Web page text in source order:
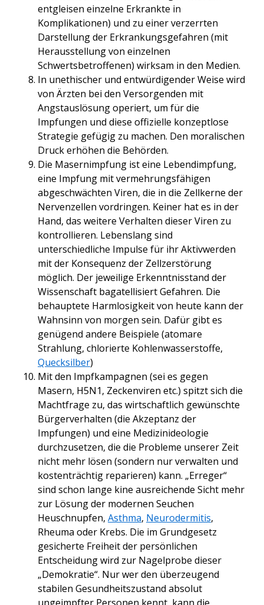
entgleisen einzelne Erkrankte in
Komplikationen) und zu einer verzerrten
Darstellung der Erkrankungsgefahren (mit
Herausstellung von einzelnen
Schwertsbetroffenen) wirksam in den Medien.
In unethischer und entwürdigender Weise wird
von Ärzten bei den Versorgenden mit
Angstauslösung operiert, um für die
Impfungen und diese offizielle konzeptlose
Strategie gefügig zu machen. Den moralischen
Druck erhöhen die Behörden.
Die Masernimpfung ist eine Lebendimpfung,
eine Impfung mit vermehrungsfähigen
abgeschwächten Viren, die in die Zellkerne der
Nervenzellen vordringen. Keiner hat es in der
Hand, das weitere Verhalten dieser Viren zu
kontrollieren. Lebenslang sind
unterschiedliche Impulse für ihr Aktivwerden
mit der Konsequenz der Zellzerstörung
möglich. Der jeweilige Erkenntnisstand der
Wissenschaft bagatellisiert Gefahren. Die
behauptete Harmlosigkeit von heute kann der
Wahnsinn von morgen sein. Dafür gibt es
genügend andere Beispiele (atomare
Strahlung, chlorierte Kohlenwasserstoffe,
Quecksilber)
Mit den Impfkampagnen (sei es gegen
Masern, H5N1, Zeckenviren etc.) spitzt sich die
Machtfrage zu, das wirtschaftlich gewünschte
Bürgerverhalten (die Akzeptanz der
Impfungen) und eine Medizinideologie
durchzusetzen, die die Probleme unserer Zeit
nicht mehr lösen (sondern nur verwalten und
kostenträchtig reparieren) kann. „Erreger“
sind schon lange kine ausreichende Sicht mehr
zur Lösung der modernen Seuchen
Heuschnupfen, Asthma, Neurodermitis,
Rheuma oder Krebs. Die im Grundgesetz
gesicherte Freiheit der persönlichen
Entscheidung wird zur Nagelprobe dieser
„Demokratie“. Nur wer den überzeugend
stabilen Gesundheitszustand absolut